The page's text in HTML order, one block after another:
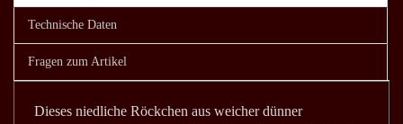
Technische Daten
Fragen zum Artikel
Dieses niedliche Röckchen aus weicher dünner